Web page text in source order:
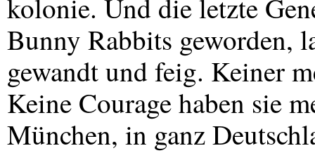
kolonie. Und die letzte
Bunny Rabbits geworden,
gewandt und feig. Keiner
Keine Courage haben sie
München, in ganz